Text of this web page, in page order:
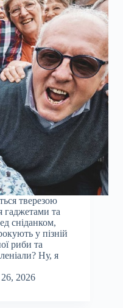
тверезою
гаджетами та
сніданком,
у пізній
риби та
Ну, я
2026